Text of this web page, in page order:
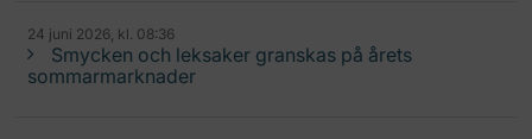
24 juni 2026, kl. 08:36
Smycken och leksaker granskas på årets
sommarmarknader